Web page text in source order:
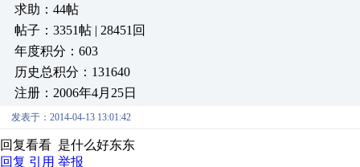
求助：44帖
帖子：3351帖 | 28451回
年度积分：603
历史总积分：131640
注册：2006年4月25日
发表于：2014-04-13 13:01:42
回复看看 是什么好东东
回复 引用 举报